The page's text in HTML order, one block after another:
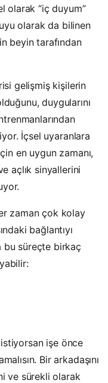
olarak “iç duyum”
olarak da bilinen
beyin tarafından
gelişmiş kişilerin
duygularını
İçsel uyaranlara
en uygun zamanı,
açlık sinyallerini
zaman çok kolay
bağlantıyı
bu süreçte birkaç
işe önce
Bir arkadaşını
ve sürekli olarak